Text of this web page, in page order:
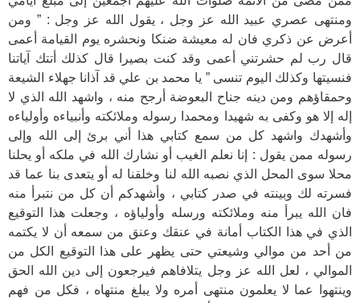
ومنتهى عصري عبيد الله عز وجل ، يقول الله عز وجل : ” ومن
أعرض عن ذكري فان له معيشة ضنكا ونحشره يوم القيامة أعمى
قال رب لم حشرتني أعمى وقد كنت بصيرا قال كذلك أتتك آياتنا
فنسيتها وكذلك اليوم تنسى ” يا محمد بن علي قد آذانا جهلاء الشيعة
وحمقاؤهم ومن دينه جناح البعوضة أرجح منه ، واشهد الله الذي لا
إله إلا هو وكفى به شهيدا ومحمدا رسوله وملائكته وأنبياءه وأولياءه
وأشهدك واشهد كل من سمع كتابي هذا أني برئ إلى الله وإلى
رسوله ممن يقول : إنا نعلم الغيب أو نشارك الله في ملكه أو يحلنا
محلا سوى المحل الذي نصبه الله لنا وخلقنا له أو يتعدى بنا عما قد
فسرته لك وبينته في صدر كتابي ، وأشهدكم أن كل من نتبرأ منه
فان الله يبرأ منه وملائكته ورسله وأولياؤه ، وجعلت هذا التوقيع
الذي في هذا الكتاب أمانة في عنقك وعنق من سمعه أن لا يكتمه
من أحد من موالي وشيعتي حتى يظهر على هذا التوقيع الكل من
الموالي ، لعل الله عز وجل يتلافاهم فيرجعون إلى دين الله الحق
وينتهوا عما لا يعلمون منتهى أمره ولا يبلغ منتهاه ، فكل من فهم